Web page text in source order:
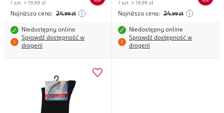
1 szt. = 19,99 zł
Najniższa cena: 24,99 zł
Niedostępny online
Sprawdź dostępność w
drogerii
1 szt. = 19,99 zł
Najniższa cena: 24,99 zł
Niedostępny online
Sprawdź dostępność w
drogerii